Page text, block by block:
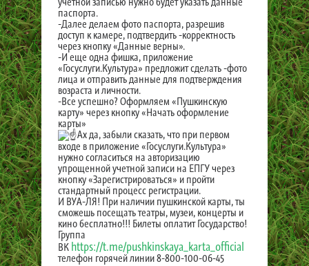
паспорта.
-Далее делаем фото паспорта, разрешив
доступ к камере, подтвердить -корректность
через кнопку «Данные верны».
-И еще одна фишка, приложение
«Госуслуги.Культура» предложит сделать -фото
лица и отправить данные для подтверждения
возраста и личности.
-Все успешно? Оформляем «Пушкинскую
карту» через кнопку «Начать оформление
карты»
Ах да, забыли сказать, что при первом
входе в приложение «Госуслуги.Культура»
нужно согласиться на авторизацию
упрощенной учетной записи на ЕПГУ через
кнопку «Зарегистрироваться» и пройти
стандартный процесс регистрации.
И ВУА-ЛЯ! При наличии пушкинской карты, ты
сможешь посещать театры, музеи, концерты и
кино бесплатно!!! Билеты оплатит Государство!
Группа
ВК https://t.me/pushkinskaya_karta_official
телефон горячей линии 8-800-100-06-45